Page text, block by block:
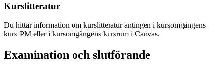
Kurslitteratur
Du hittar information om kurslitteratur antingen i kursomgångens
kurs-PM eller i kursomgångens kursrum i Canvas.
Examination och slutförande